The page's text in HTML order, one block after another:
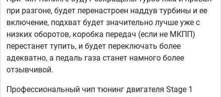
при разгоне, будет перенастроен наддув турбины и ее
включение, подхват будет значительно лучше уже с
низких оборотов, коробка передач (если не МКПП)
перестанет тупить, и будет переключать более
адекватно, а педаль газа станет намного более
отзывчивой.
Профессиональный чип тюнинг двигателя Stage 1